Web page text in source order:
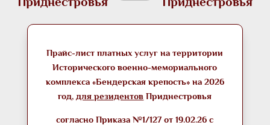
Прайс-лист платных услуг на территории
Исторического военно-мемориального
комплекса «Бендерская крепость» на 2026
год, для резидентов Приднестровья
согласно Приказа №1/127 от 19.02.26 с